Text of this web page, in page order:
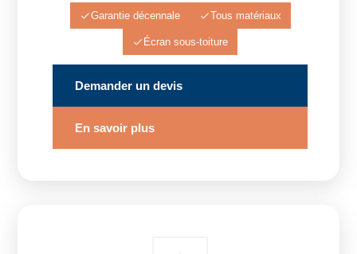
Garantie décennale Tous matériaux
Écran sous-toiture
Demander un devis
En savoir plus